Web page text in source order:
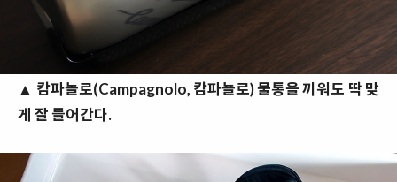
▲ 캄파놀로(Campagnolo, 캄파뇰로) 물통을 끼워도 딱 맞
게 잘 들어간다.